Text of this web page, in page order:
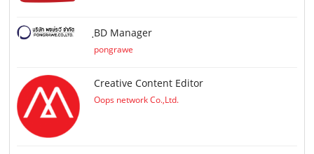
ฺBD Manager
pongrawe
Creative Content Editor
Oops network Co.,Ltd.